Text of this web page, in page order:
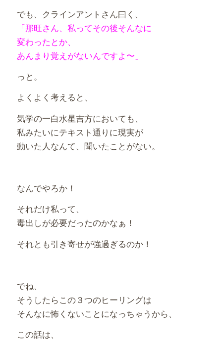
でも、クラインアントさん曰く、
「那旺さん、私ってその後そんなに
変わったとか、
あんまり覚えがないんですよ〜」
っと。
よくよく考えると、
気学の一白水星吉方においても、
私みたいにテキスト通りに現実が
動いた人なんて、聞いたことがない。
なんでやろか！
それだけ私って、
毒出しが必要だったのかなぁ！
それとも引き寄せが強過ぎるのか！
でね、
そうしたらこの３つのヒーリングは
そんなに怖くないことになっちゃうから、
この話は、